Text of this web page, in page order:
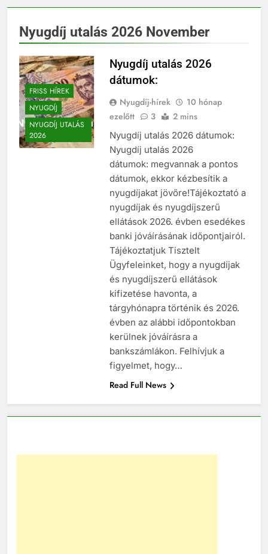
Nyugdíj utalás 2026 November
FRISS HÍREK
NYUGDÍJ
NYUGDÍJ UTALÁS
2026
Nyugdíj utalás 2026
dátumok:
Nyugdíj-hírek
10 hónap
ezelőtt
3 2 mins
Nyugdíj utalás 2026 dátumok:
Nyugdíj utalás 2026
dátumok: megvannak a pontos
dátumok, ekkor kézbesítik a
nyugdíjakat jövőre!Tájékoztató a
nyugdíjak és nyugdíjszerű
ellátások 2026. évben esedékes
banki jóváírásának időpontjairól.
Tájékoztatjuk Tisztelt
Ügyfeleinket, hogy a nyugdíjak
és nyugdíjszerű ellátások
kifizetése havonta, a
tárgyhónapra történik és 2026.
évben az alábbi időpontokban
kerülnek jóváírásra a
bankszámlákon. Felhívjuk a
figyelmet, hogy…
Read Full News